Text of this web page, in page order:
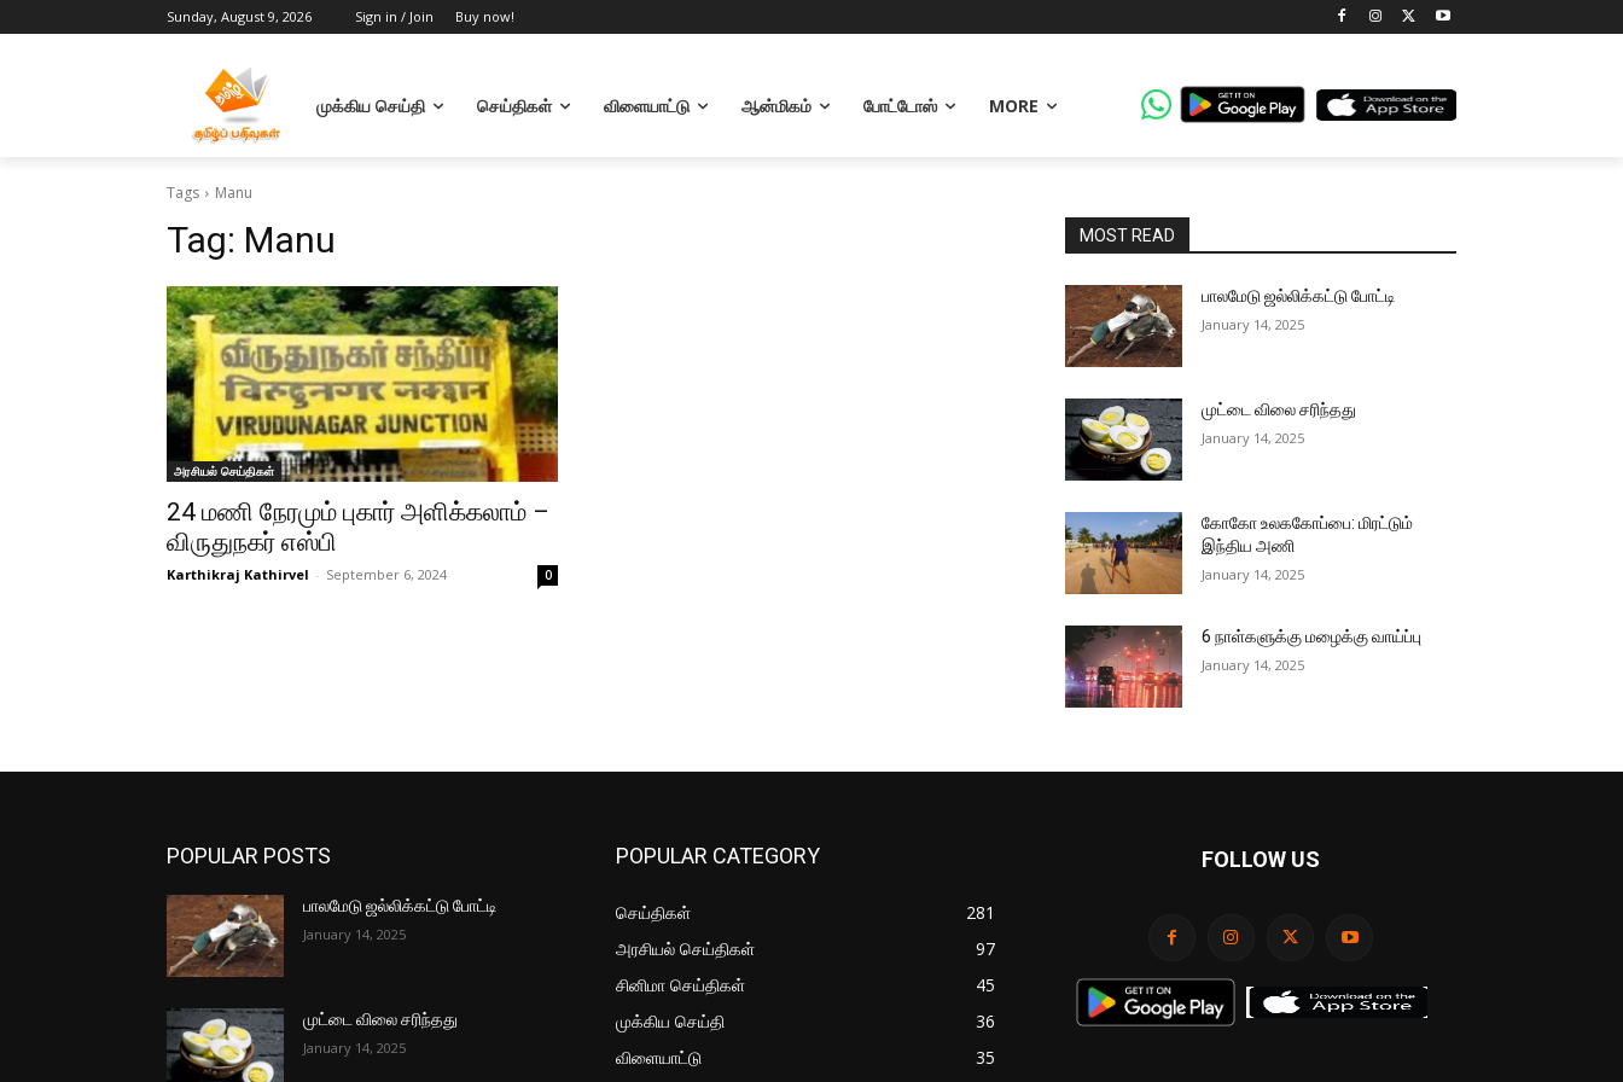
Sunday, August 9, 2026 Sign in / Join Buy now!
முக்கிய செய்தி செய்திகள் விளையாட்டு ஆன்மிகம் போட்டோஸ் MORE
Tags Manu
Tag: Manu
அரசியல் செய்திகள்
24 மணி நேரமும் புகார் அளிக்கலாம் –
விருதுநகர் எஸ்பி
Karthikraj Kathirvel - September 6, 2024 0
MOST READ
பாலமேடு ஜல்லிக்கட்டு போட்டி
January 14, 2025
முட்டை விலை சரிந்தது
January 14, 2025
கோகோ உலககோப்பை: மிரட்டும்
இந்திய அணி
January 14, 2025
6 நாள்களுக்கு மழைக்கு வாய்ப்பு
January 14, 2025
POPULAR POSTS
பாலமேடு ஜல்லிக்கட்டு போட்டி
January 14, 2025
முட்டை விலை சரிந்தது
January 14, 2025
POPULAR CATEGORY
செய்திகள்
281
அரசியல் செய்திகள்
97
சினிமா செய்திகள்
45
முக்கிய செய்தி
36
விளையாட்டு
35
FOLLOW US